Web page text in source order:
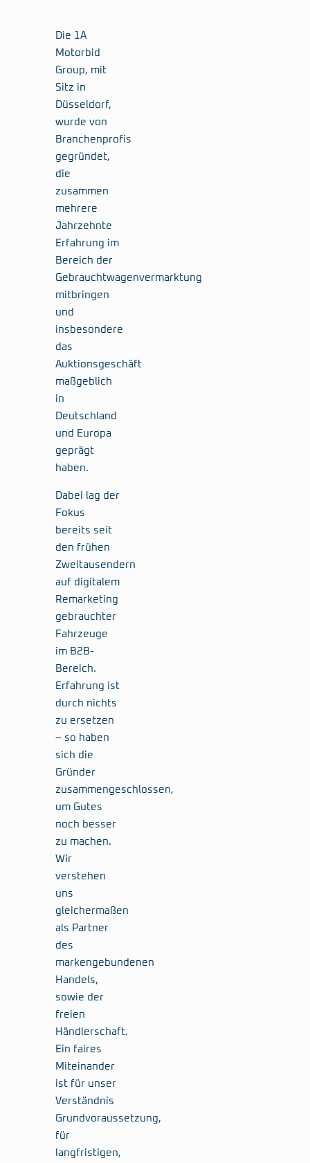
Die 1A
Motorbid
Group, mit
Sitz in
Düsseldorf,
wurde von
Branchenprofis
gegründet,
die
zusammen
mehrere
Jahrzehnte
Erfahrung im
Bereich der
Gebrauchtwagenvermarktung
mitbringen
und
insbesondere
das
Auktionsgeschäft
maßgeblich
in
Deutschland
und Europa
geprägt
haben.
Dabei lag der
Fokus
bereits seit
den frühen
Zweitausendern
auf digitalem
Remarketing
gebrauchter
Fahrzeuge
im B2B-
Bereich.
Erfahrung ist
durch nichts
zu ersetzen
– so haben
sich die
Gründer
zusammengeschlossen,
um Gutes
noch besser
zu machen.
Wir
verstehen
uns
gleichermaßen
als Partner
des
markengebundenen
Handels,
sowie der
freien
Händlerschaft.
Ein faires
Miteinander
ist für unser
Verständnis
Grundvoraussetzung,
für
langfristigen,